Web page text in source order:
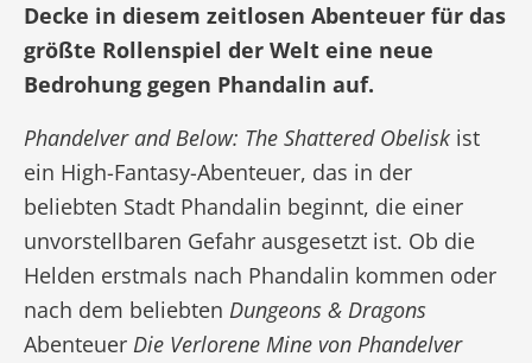
Decke in diesem zeitlosen Abenteuer für das
größte Rollenspiel der Welt eine neue
Bedrohung gegen Phandalin auf.
Phandelver and Below: The Shattered Obelisk ist
ein High-Fantasy-Abenteuer, das in der
beliebten Stadt Phandalin beginnt, die einer
unvorstellbaren Gefahr ausgesetzt ist. Ob die
Helden erstmals nach Phandalin kommen oder
nach dem beliebten Dungeons & Dragons
Abenteuer Die Verlorene Mine von Phandelver